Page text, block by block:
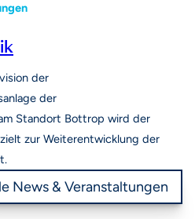
der
der
Standort Bottrop wird der
zur Weiterentwicklung der
News & Veranstaltungen